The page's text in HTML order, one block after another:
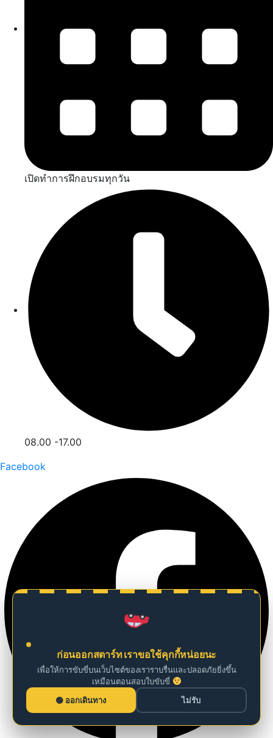
ก่อนออกสตาร์ท เราขอใช้คุกกี้หน่อยนะ
เพื่อให้การขับขี่บนเว็บไซต์ของเราราบรื่นและปลอดภัยยิ่งขึ้น
เหมือนตอนสอบใบขับขี่
ออกเดินทาง
ไม่รับ
เปิดทำการฝึกอบรมทุกวัน
08.00 -17.00
Facebook